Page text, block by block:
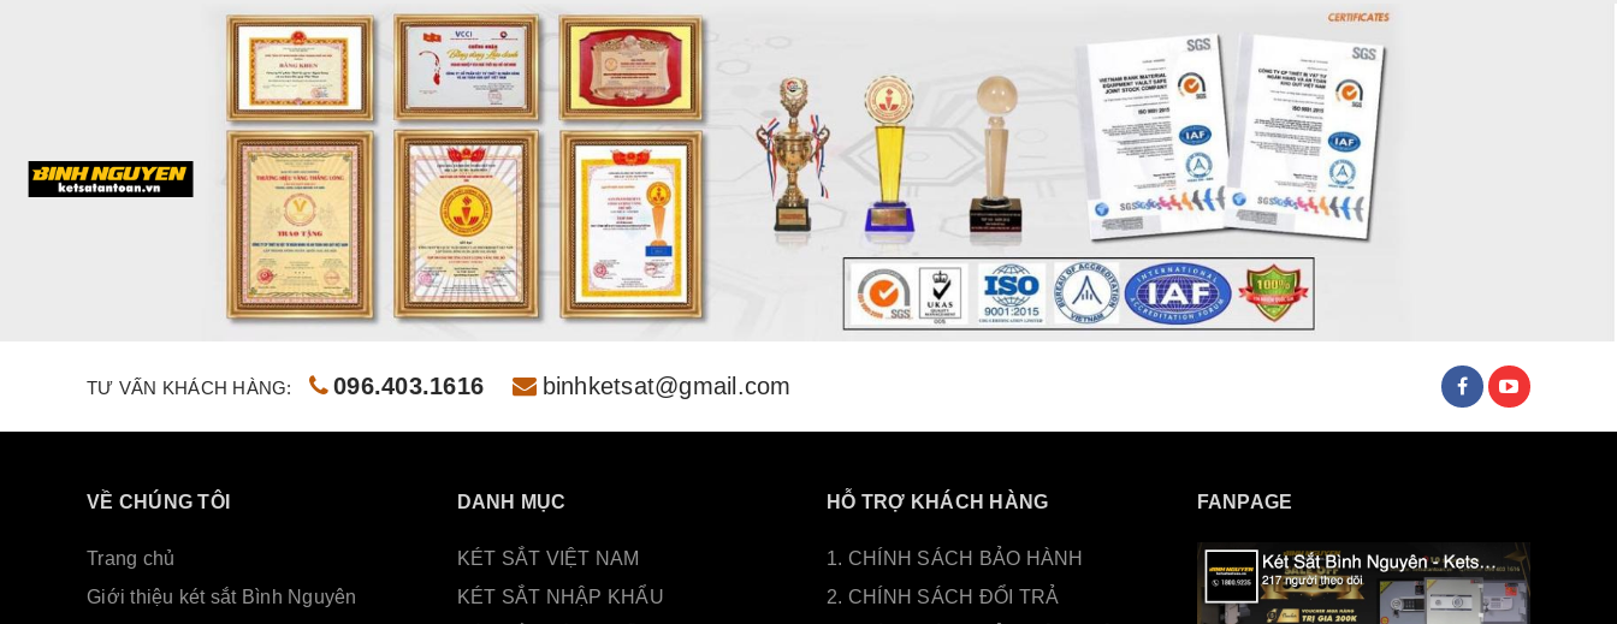
TƯ VẤN KHÁCH HÀNG: 096.403.1616 binhketsat@gmail.com
VỀ CHÚNG TÔI
Trang chủ
Giới thiệu két sắt Bình Nguyên
DANH MỤC
KÉT SẮT VIỆT NAM
KÉT SẮT NHẬP KHẨU
HỖ TRỢ KHÁCH HÀNG
1. CHÍNH SÁCH BẢO HÀNH
2. CHÍNH SÁCH ĐỔI TRẢ
FANPAGE